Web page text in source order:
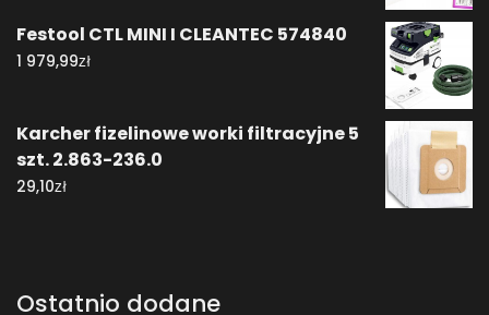
Festool CTL MINI I CLEANTEC 574840
1 979,99zł
Karcher fizelinowe worki filtracyjne 5
szt. 2.863-236.0
29,10zł
Ostatnio dodane